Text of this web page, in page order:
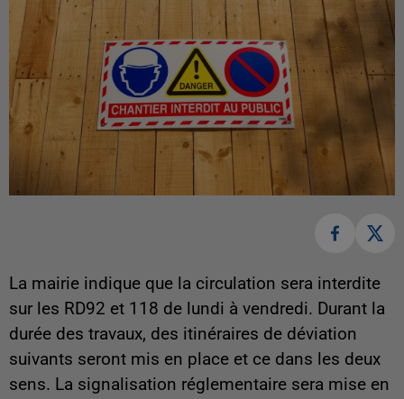
La mairie indique que la circulation sera interdite
sur les RD92 et 118 de lundi à vendredi. Durant la
durée des travaux, des itinéraires de déviation
suivants seront mis en place et ce dans les deux
sens. La signalisation réglementaire sera mise en